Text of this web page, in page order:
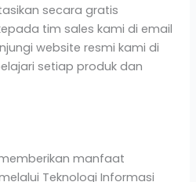
secara gratis
tim sales kami di email
website resmi kami di
setiap produk dan
manfaat
Teknologi Informasi